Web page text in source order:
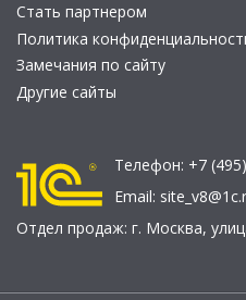
Стать партнером
Политика
Замечания по сайту
Другие сайты
Телефон: +7
Email:
Отдел продаж: г. Москва,